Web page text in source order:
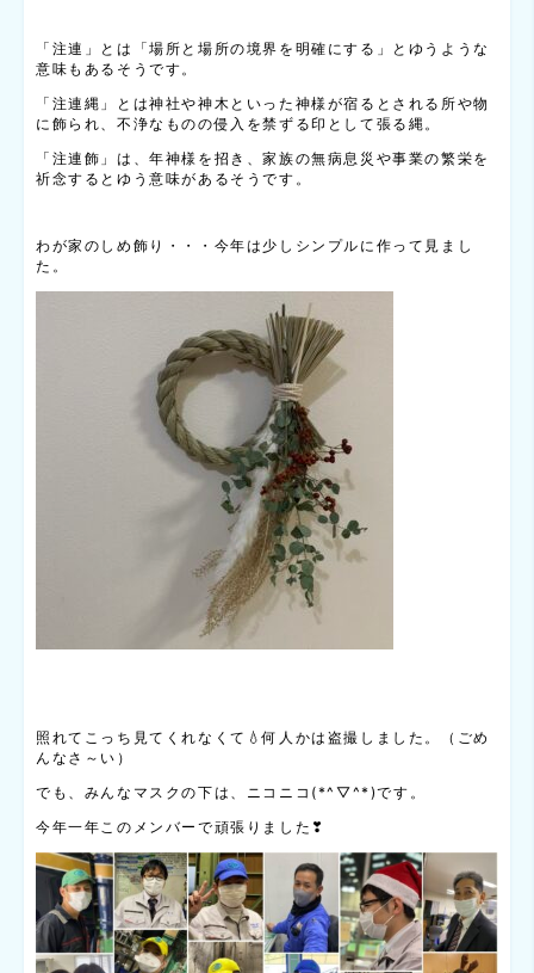
「注連」とは「場所と場所の境界を明確にする」とゆうような
意味もあるそうです。
「注連縄」とは神社や神木といった神様が宿るとされる所や物
に飾られ、不浄なものの侵入を禁ずる印として張る縄。
「注連飾」は、年神様を招き、家族の無病息災や事業の繁栄を
祈念するとゆう意味があるそうです。
わが家のしめ飾り・・・今年は少しシンプルに作って見まし
た。
照れてこっち見てくれなくて💧何人かは盗撮しました。（ごめ
んなさ～い）
でも、みんなマスクの下は、ニコニコ(*^▽^*)です。
今年一年このメンバーで頑張りました❣